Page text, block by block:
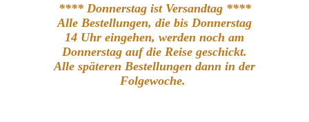
**** Donnerstag ist Versandtag ****
Alle Bestellungen, die bis Donnerstag
14 Uhr eingehen, werden noch am
Donnerstag auf die Reise geschickt.
Alle späteren Bestellungen dann in der
Folgewoche.